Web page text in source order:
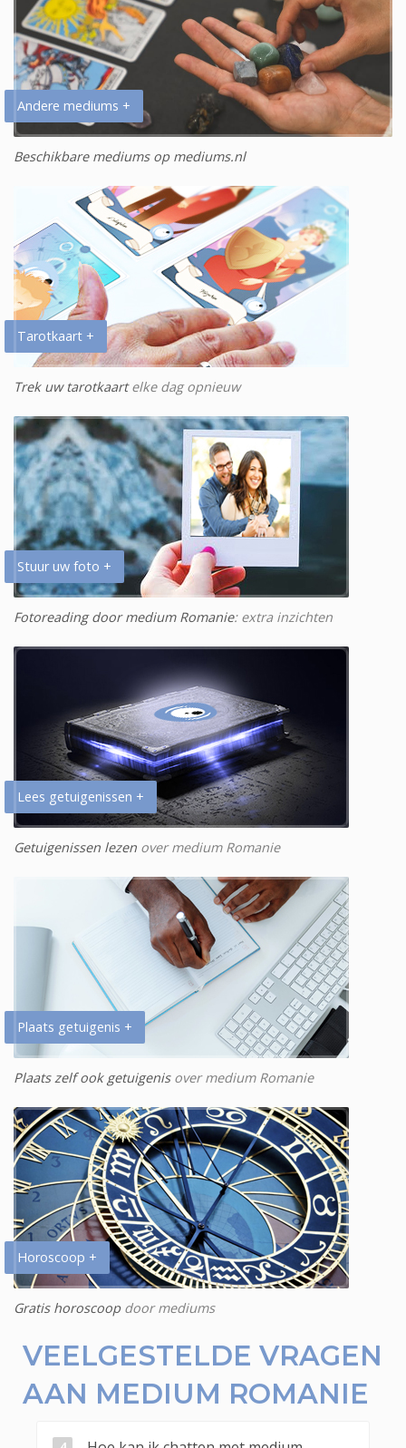
Andere mediums +
Beschikbare mediums op mediums.nl
Tarotkaart +
Trek uw tarotkaartelke dag opnieuw
Stuur uw foto +
Fotoreading door medium Romanie: extra inzichten
Lees getuigenissen +
Getuigenissen lezen over medium Romanie
Plaats getuigenis +
Plaats zelf ook getuigenisover medium Romanie
Horoscoop +
Gratis horoscoopdoor mediums
VEELGESTELDE VRAGEN
AAN MEDIUM ROMANIE